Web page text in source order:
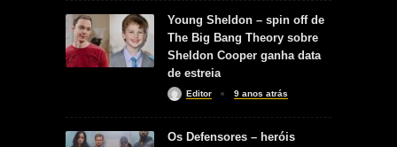
Young Sheldon – spin off de
The Big Bang Theory sobre
Sheldon Cooper ganha data
de estreia
Editor 9 anos atrás
Os Defensores – heróis